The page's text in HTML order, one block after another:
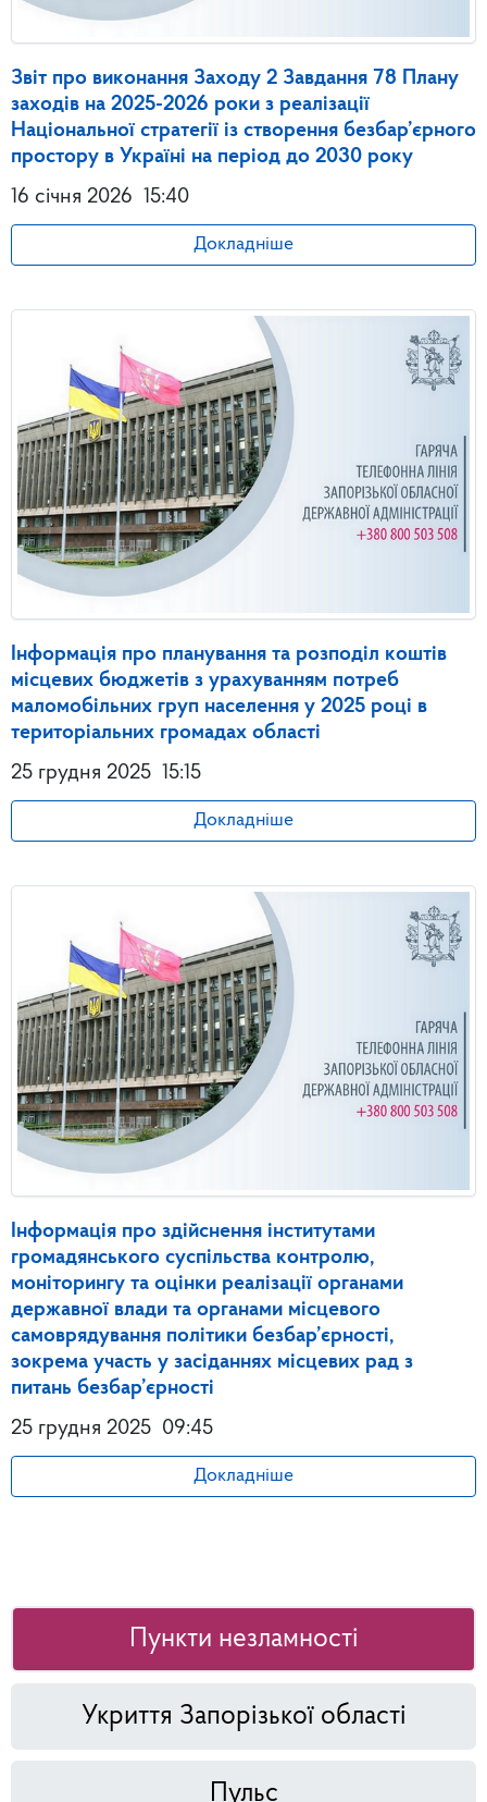
Звіт про виконання Заходу 2 Завдання 78 Плану
заходів на 2025-2026 роки з реалізації
Національної стратегії із створення безбар’єрного
простору в Україні на період до 2030 року
16 січня 2026 15:40
Докладніше
Інформація про планування та розподіл коштів
місцевих бюджетів з урахуванням потреб
маломобільних груп населення у 2025 році в
територіальних громадах області
25 грудня 2025 15:15
Докладніше
Інформація про здійснення інститутами
громадянського суспільства контролю,
моніторингу та оцінки реалізації органами
державної влади та органами місцевого
самоврядування політики безбар’єрності,
зокрема участь у засіданнях місцевих рад з
питань безбар’єрності
25 грудня 2025 09:45
Докладніше
Пункти незламності
Укриття Запорізької області
Пульс